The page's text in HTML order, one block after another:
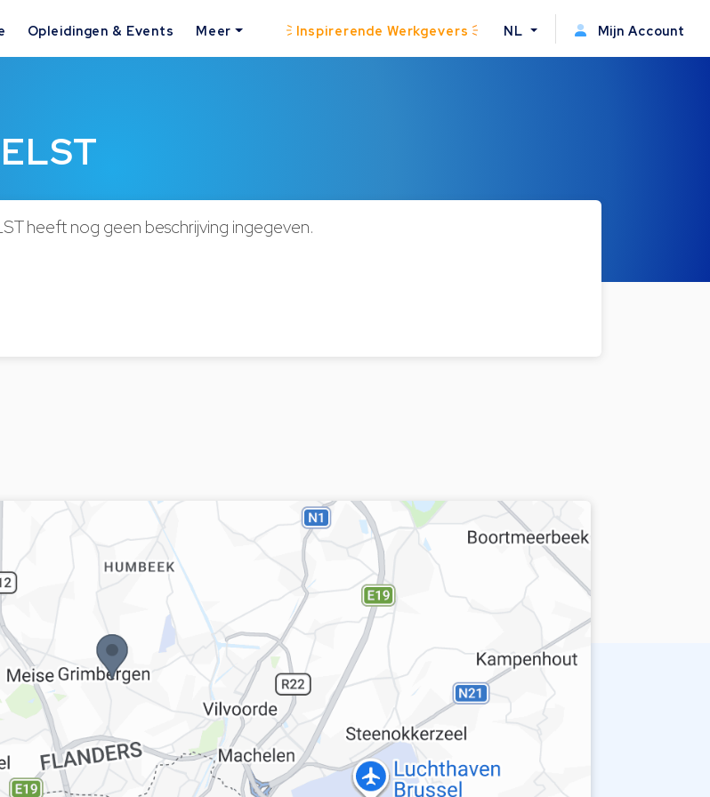
Opleidingen & Events Meer Inspirerende Werkgevers NL Mijn Account
heeft nog geen beschrijving ingegeven.